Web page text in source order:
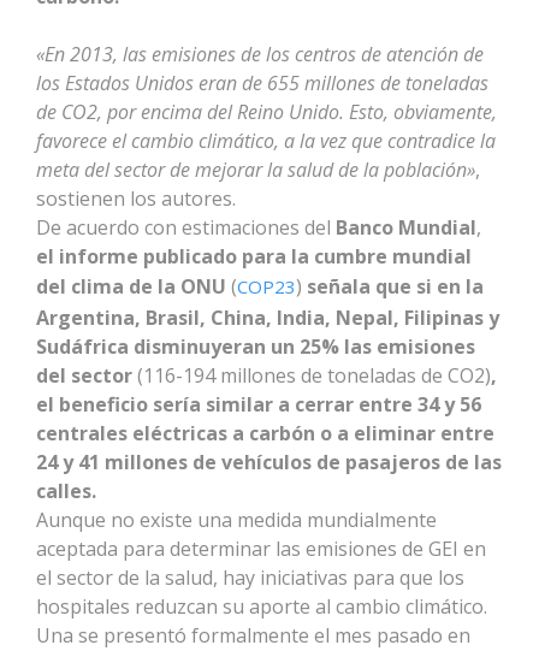
«En 2013, las emisiones de los centros de atención de
los Estados Unidos eran de 655 millones de toneladas
de CO2, por encima del Reino Unido. Esto, obviamente,
favorece el cambio climático, a la vez que contradice la
meta del sector de mejorar la salud de la población»,
sostienen los autores.
De acuerdo con estimaciones del Banco Mundial,
el informe publicado para la cumbre mundial
del clima de la ONU (COP23) señala que si en la
Argentina, Brasil, China, India, Nepal, Filipinas y
Sudáfrica disminuyeran un 25% las emisiones
del sector(116-194 millones de toneladas de CO2),
el beneficio sería similar a cerrar entre 34 y 56
centrales eléctricas a carbón o a eliminar entre
24 y 41 millones de vehículos de pasajeros de las
calles.
Aunque no existe una medida mundialmente
aceptada para determinar las emisiones de GEI en
el sector de la salud, hay iniciativas para que los
hospitales reduzcan su aporte al cambio climático.
Una se presentó formalmente el mes pasado en